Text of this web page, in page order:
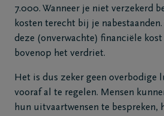
7.000. Wanneer je niet verzekerd
kosten terecht bij je
deze (onverwachte) financiële
bovenop het verdriet.
Het is dus zeker geen overbodige
vooraf al te regelen. Mensen
hun uitvaartwensen te bespreken,